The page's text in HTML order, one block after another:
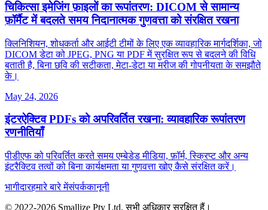
चिकित्सा इमेजिंग फ़ाइलों का रूपांतरण: DICOM से सामान्य
फ़ॉर्मैट में बदलते समय निदानात्मक गुणवत्ता को संरक्षित रखना
क्लिनिशियन, शोधकर्ता और आईटी टीमों के लिए एक व्यावहारिक मार्गदर्शिका, जो
DICOM डेटा को JPEG, PNG या PDF में सुरक्षित रूप से बदलने की विधि
बताती है, बिना छवि की सटीकता, मेटा‑डेटा या मरीज की गोपनीयता के समझौते
के।
May 24, 2026
इंटरऐक्टिव PDFs को अपरिवर्तित रखना: व्यावहारिक रूपांतरण
रणनीतियाँ
पीडीएफ को परिवर्तित करते समय एम्बेडेड मीडिया, फ़ॉर्म, स्क्रिप्ट और अन्य
इंटरैक्टिव तत्वों को बिना कार्यक्षमता या गुणवत्ता खोए कैसे संरक्षित करें।
भागीदारहमारे बारे मेंसंपर्ककानूनी
© 2022-2026 Smallize Pty Ltd.सभी अधिकार सुरक्षित हैं।